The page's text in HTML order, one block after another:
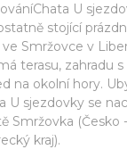
U
stojící
Smržovce v
terasu, zahradu
na okolní hory.
U sjezdovky se
Smržovka (Česko -
kraj).